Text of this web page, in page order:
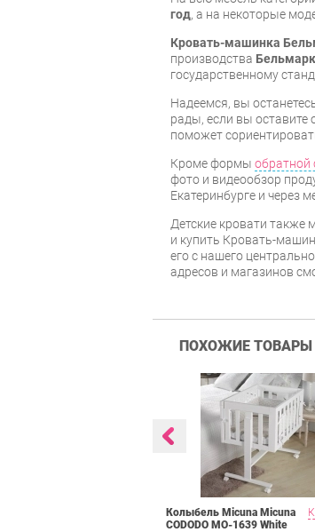
год, а на некоторые
Кровать-машинка
производства
государственному
Надеемся, вы
рады, если вы оставите
поможет
Кроме формы обратной
фото и видеообзор
Екатеринбурге и через
Детские кровати
и купить Кровать-
его с нашего
адресов и магазинов
ПОХОЖИЕ ТОВАРЫ
Колыбель Micuna Micuna
CODODO МО-1639 White